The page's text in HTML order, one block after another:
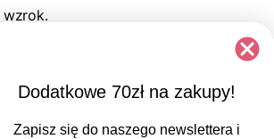
wzrok.
więcej
Dodatkowe 70zł na zakupy!
Zapisz się do naszego newslettera i